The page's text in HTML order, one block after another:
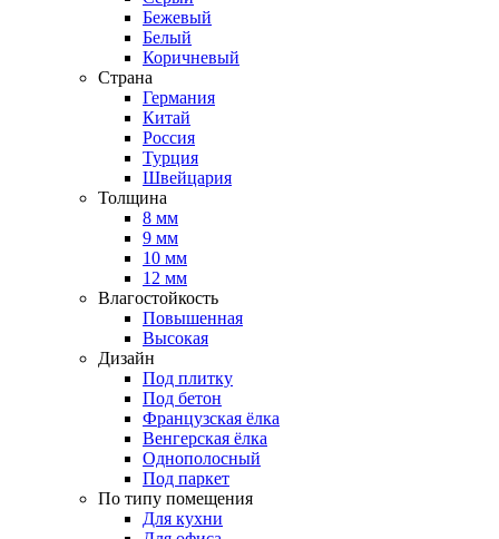
Бежевый
Белый
Коричневый
Страна
Германия
Китай
Россия
Турция
Швейцария
Толщина
8 мм
9 мм
10 мм
12 мм
Влагостойкость
Повышенная
Высокая
Дизайн
Под плитку
Под бетон
Французская ёлка
Венгерская ёлка
Однополосный
Под паркет
По типу помещения
Для кухни